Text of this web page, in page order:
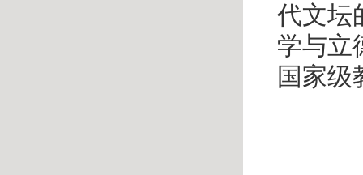
代文坛
学与立
国家级